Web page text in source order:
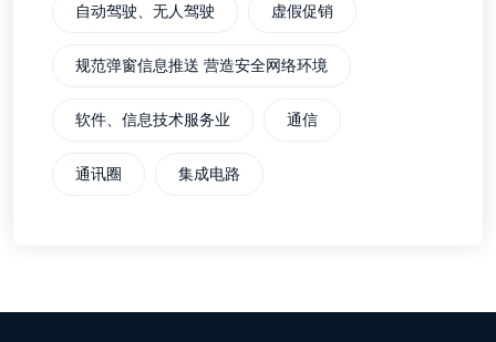
自动驾驶、无人驾驶 虚假促销
规范弹窗信息推送 营造安全网络环境
软件、信息技术服务业 通信
通讯圈 集成电路